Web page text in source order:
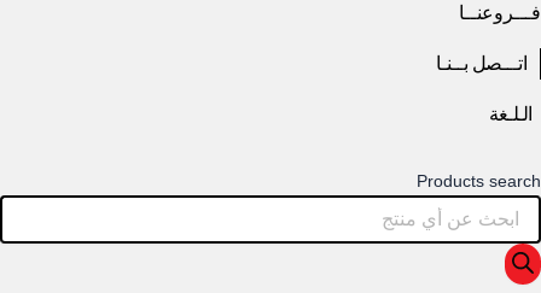
فـــروعنــا
اتـــصل بــنـا
الـلـغة
Products search